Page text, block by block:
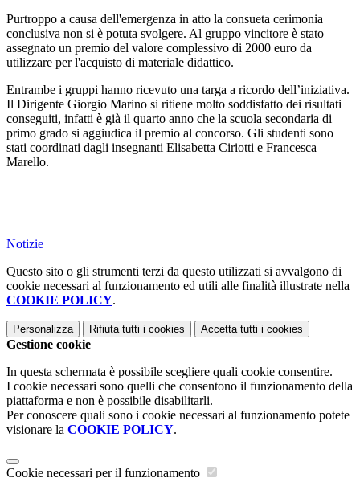
Purtroppo a causa dell'emergenza in atto la consueta cerimonia
conclusiva non si è potuta svolgere. Al gruppo vincitore è stato
assegnato un premio del valore complessivo di 2000 euro da
utilizzare per l'acquisto di materiale didattico.
Entrambe i gruppi hanno ricevuto una targa a ricordo dell’iniziativa.
Il Dirigente Giorgio Marino si ritiene molto soddisfatto dei risultati
conseguiti, infatti è già il quarto anno che la scuola secondaria di
primo grado si aggiudica il premio al concorso. Gli studenti sono
stati coordinati dagli insegnanti Elisabetta Ciriotti e Francesca
Marello.
Notizie
Questo sito o gli strumenti terzi da questo utilizzati si avvalgono di
cookie necessari al funzionamento ed utili alle finalità illustrate nella
COOKIE POLICY.
Personalizza Rifiuta tutti i cookies Accetta tutti i cookies
Gestione cookie
In questa schermata è possibile scegliere quali cookie consentire.
I cookie necessari sono quelli che consentono il funzionamento della
piattaforma e non è possibile disabilitarli.
Per conoscere quali sono i cookie necessari al funzionamento potete
visionare la COOKIE POLICY.
Cookie necessari per il funzionamento